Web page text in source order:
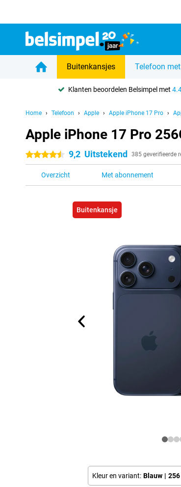
Buitenkansjes Telefoon
Klanten beoordelen Belsimpel met
Home Telefoon Apple Apple iPhone 17 Pro
Apple iPhone 17 Pro
4.5 sterren 9,2 Uitstekend 385 geverifieerde
Overzicht Met abonnement
Buitenkansje
Kleur en variant: Blauw | 256